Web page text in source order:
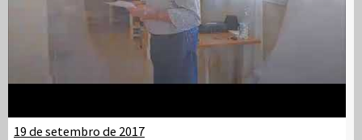
19 de setembro de 2017